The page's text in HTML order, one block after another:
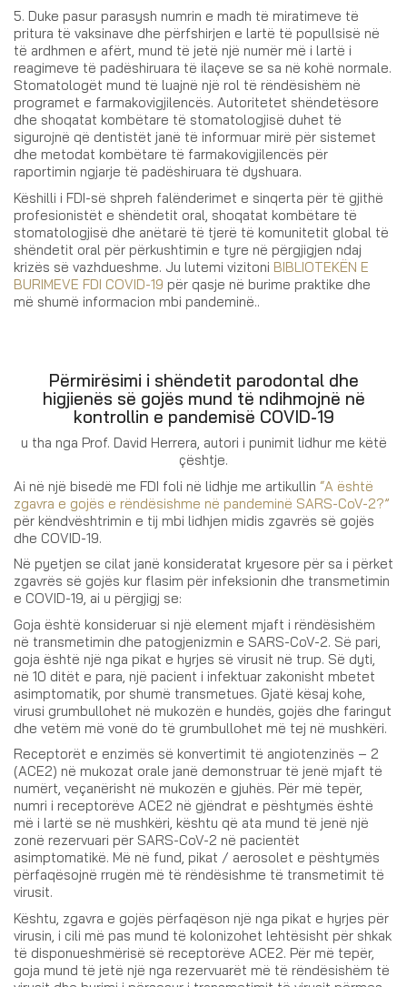
5. Duke pasur parasysh numrin e madh të miratimeve të
pritura të vaksinave dhe përfshirjen e lartë të popullsisë në
të ardhmen e afërt, mund të jetë një numër më i lartë i
reagimeve të padëshiruara të ilaçeve se sa në kohë normale.
Stomatologët mund të luajnë një rol të rëndësishëm në
programet e farmakovigjilencës. Autoritetet shëndetësore
dhe shoqatat kombëtare të stomatologjisë duhet të
sigurojnë që dentistët janë të informuar mirë për sistemet
dhe metodat kombëtare të farmakovigjilencës për
raportimin ngjarje të padëshiruara të dyshuara.
Këshilli i FDI-së shpreh falënderimet e sinqerta për të gjithë
profesionistët e shëndetit oral, shoqatat kombëtare të
stomatologjisë dhe anëtarë të tjerë të komunitetit global të
shëndetit oral për përkushtimin e tyre në përgjigjen ndaj
krizës së vazhdueshme. Ju lutemi vizitoni BIBLIOTEKËN E
BURIMEVE FDI COVID-19 për qasje në burime praktike dhe
më shumë informacion mbi pandeminë..
Përmirësimi i shëndetit parodontal dhe
higjienës së gojës mund të ndihmojnë në
kontrollin e pandemisë COVID-19
u tha nga Prof. David Herrera, autori i punimit lidhur me këtë
çështje.
Ai në një bisedë me FDI foli në lidhje me artikullin “A është
zgavra e gojës e rëndësishme në pandeminë SARS-CoV-2?”
për këndvështrimin e tij mbi lidhjen midis zgavrës së gojës
dhe COVID-19.
Në pyetjen se cilat janë konsideratat kryesore për sa i përket
zgavrës së gojës kur flasim për infeksionin dhe transmetimin
e COVID-19, ai u përgjigj se:
Goja është konsideruar si një element mjaft i rëndësishëm
në transmetimin dhe patogjenizmin e SARS-CoV-2. Së pari,
goja është një nga pikat e hyrjes së virusit në trup. Së dyti,
në 10 ditët e para, një pacient i infektuar zakonisht mbetet
asimptomatik, por shumë transmetues. Gjatë kësaj kohe,
virusi grumbullohet në mukozën e hundës, gojës dhe faringut
dhe vetëm më vonë do të grumbullohet më tej në mushkëri.
Receptorët e enzimës së konvertimit të angiotenzinës – 2
(ACE2) në mukozat orale janë demonstruar të jenë mjaft të
numërt, veçanërisht në mukozën e gjuhës. Për më tepër,
numri i receptorëve ACE2 në gjëndrat e pështymës është
më i lartë se në mushkëri, kështu që ata mund të jenë një
zonë rezervuari për SARS-CoV-2 në pacientët
asimptomatikë. Më në fund, pikat / aerosolet e pështymës
përfaqësojnë rrugën më të rëndësishme të transmetimit të
virusit.
Kështu, zgavra e gojës përfaqëson një nga pikat e hyrjes për
virusin, i cili më pas mund të kolonizohet lehtësisht për shkak
të disponueshmërisë së receptorëve ACE2. Për më tepër,
goja mund të jetë një nga rezervuarët më të rëndësishëm të